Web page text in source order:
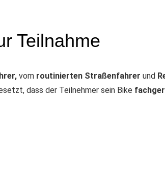
Teilnahme
vom routinierten Straßenfahrer und
dass der Teilnehmer sein Bike